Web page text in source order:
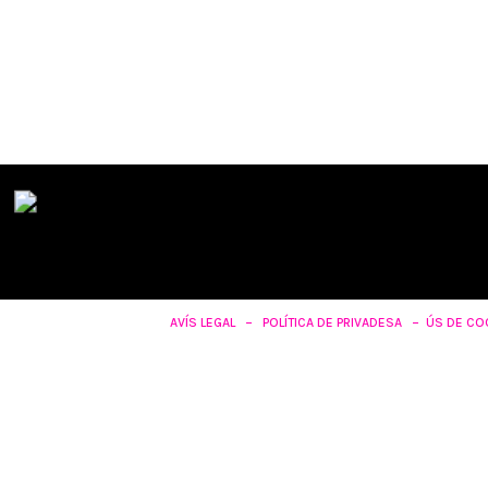
AVÍS LEGAL – POLÍTICA DE PRIVADESA –ÚS DE